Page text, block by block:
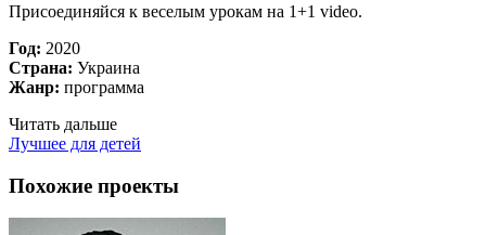
Присоединяйся к веселым урокам на 1+1 video.
Год: 2020
Страна: Украина
Жанр: программа
Читать дальше
Лучшее для детей
Похожие проекты